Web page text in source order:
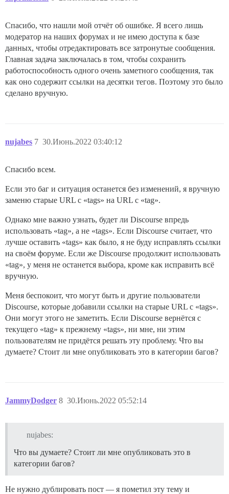
Спасибо, что нашли мой отчёт об ошибке. Я всего лишь
модератор на наших форумах и не имею доступа к базе
данных, чтобы отредактировать все затронутые сообщения.
Главная задача заключалась в том, чтобы сохранить
работоспособность одного очень заметного сообщения, так
как оно содержит ссылки на десятки тегов. Поэтому это было
сделано вручную.
nujabes 30.Июнь.2022 03:40:12
7
Спасибо всем.
Если это баг и ситуация останется без изменений, я вручную
заменю старые URL с «tags» на URL с «tag».
Однако мне важно узнать, будет ли Discourse впредь
использовать «tag», а не «tags». Если Discourse считает, что
лучше оставить «tags» как было, я не буду исправлять ссылки
на своём форуме. Если же Discourse продолжит использовать
«tag», у меня не останется выбора, кроме как исправить всё
вручную.
Меня беспокоит, что могут быть и другие пользователи
Discourse, которые добавили ссылки на старые URL с «tags».
Они могут этого не заметить. Если Discourse вернётся с
текущего «tag» к прежнему «tags», ни мне, ни этим
пользователям не придётся решать эту проблему. Что вы
думаете? Стоит ли мне опубликовать это в категории багов?
JammyDodger 30.Июнь.2022 05:52:14
8
nujabes:
Что вы думаете? Стоит ли мне опубликовать это в
категории багов?
Не нужно дублировать пост — я пометил эту тему и